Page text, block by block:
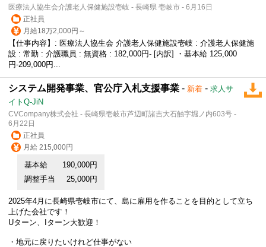
医療法人協生会介護老人保健施設壱岐 - 長崎県 壱岐市 - 6月16日
正社員
月給18万2,000円～
【仕事内容】: 医療法人協生会 介護老人保健施設壱岐 : 介護老人保健施
設 : 常勤 : 介護職員 : 無資格 : 182,000円- [内訳] ・基本給 125,000
円-209,000円...
システム開発事業、官公庁入札支援事業 - 新着 - 求人サ
イトQ-JiN
CVCompany株式会社 - 長崎県壱岐市芦辺町諸吉大石触字堀ノ内603号 -
6月22日
正社員
月給 215,000円
基本給
190,000円
調整手当
25,000円
2025年4月に長崎県壱岐市にて、島に雇用を作ることを目的として立ち
上げた会社です！
Uターン、Iターン大歓迎！
・地元に戻りたいけれど仕事がない